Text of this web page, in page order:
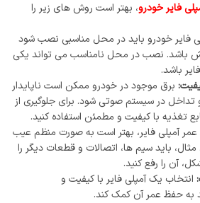
‌فایر خودرو، بهتر است روش ‌های زیر را
‌فایر خودرو باید در محل مناسبی نصب شود
باشد. نصب در محل نامناسب می تواند یکی
باشد.
برق موجود در خودرو ممکن است ناپایدار
تداخل در سیستم صوتی شود. برای جلوگیری از
تغذیه با کیفیت و مطمئن استفاده کنید.
آمپلی ‌فایر، بهتر است به صورت منظم عیب
مثال، باید سیم ‌ها، اتصالات و قطعات دیگر را
آن را رفع کنید.
انتخاب یک آمپلی ‌فایر با کیفیت و
به حفظ عمر آن کمک کند.